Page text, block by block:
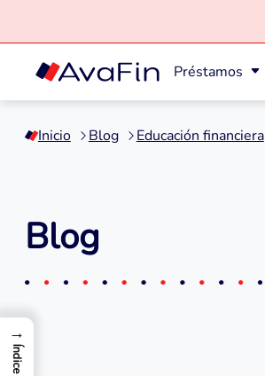
Saltar
contenido
Préstamos
Inicio Blog Educación financiera
Blog
→
Índice